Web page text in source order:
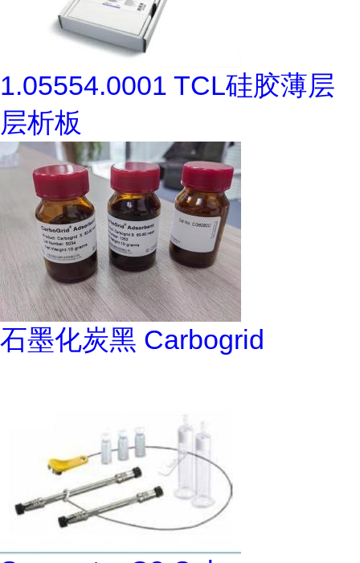
1.05554.0001 TCL硅胶薄层
层析板
石墨化炭黑 Carbogrid